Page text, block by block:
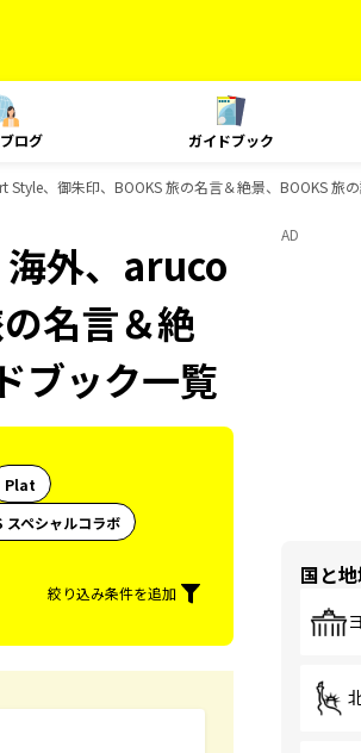
ログ ガイドブック
、御朱印、BOOKS 旅の名言＆絶景、BOOKS 旅
外、aruco
名言＆絶
ブック一覧
Plat
スペシャルコラボ
絞り込み条件を追加
AD
国と